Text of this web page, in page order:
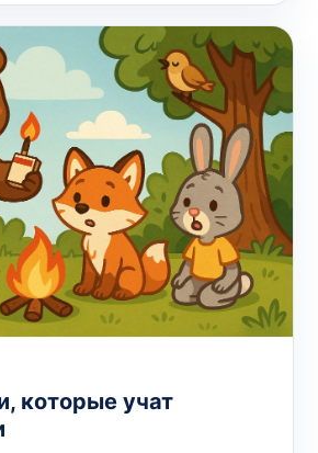
которые учат